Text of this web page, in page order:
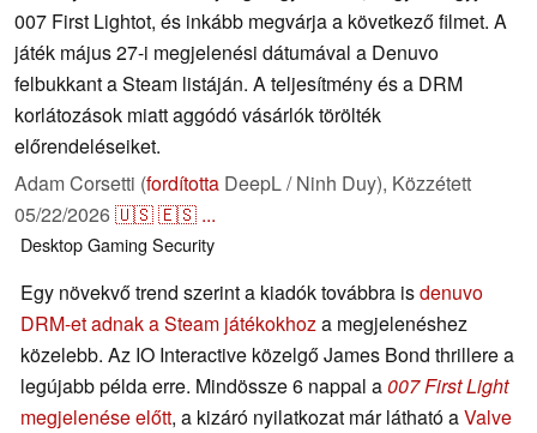
007 First Lightot, és inkább megvárja a következő filmet. A
játék május 27-i megjelenési dátumával a Denuvo
felbukkant a Steam listáján. A teljesítmény és a DRM
korlátozások miatt aggódó vásárlók törölték
előrendeléseiket.
Adam Corsetti (fordította DeepL / Ninh Duy), Közzétett
05/22/2026🇺🇸🇪🇸 ...
DesktopGaming Security
Egy növekvő trend szerint a kiadók továbbra isdenuvo
DRM-et adnak a Steam játékokhoza megjelenéshez
közelebb. Az IO Interactive közelgő James Bond thrillere a
legújabb példa erre. Mindössze 6 nappal a007 First Light
megjelenése előtt, a kizáró nyilatkozat már látható aValve